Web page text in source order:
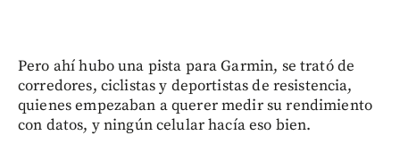
Pero ahí hubo una pista para Garmin, se trató de
corredores, ciclistas y deportistas de resistencia,
quienes empezaban a querer medir su rendimiento
con datos, y ningún celular hacía eso bien.